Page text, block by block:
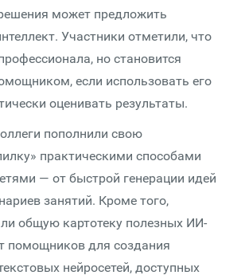
может предложить
Участники отметили, что
но становится
если использовать его
оценивать результаты.
пополнили свою
практическими способами
— от быстрой генерации идей
занятий. Кроме того,
общую картотеку полезных ИИ-
помощников для создания
нейросетей, доступных